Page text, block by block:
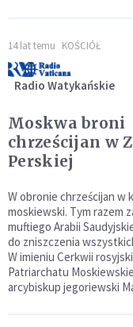
14 lat temu KOŚCIÓŁ
Radio Watykańskie
Moskwa broni
chrześcijan w
Perskiej
W obronie chrześcijan w
moskiewski. Tym razem
muftiego Arabii
do zniszczenia
W imieniu Cerkwii
Patriarchatu
arcybiskup jegoriewski